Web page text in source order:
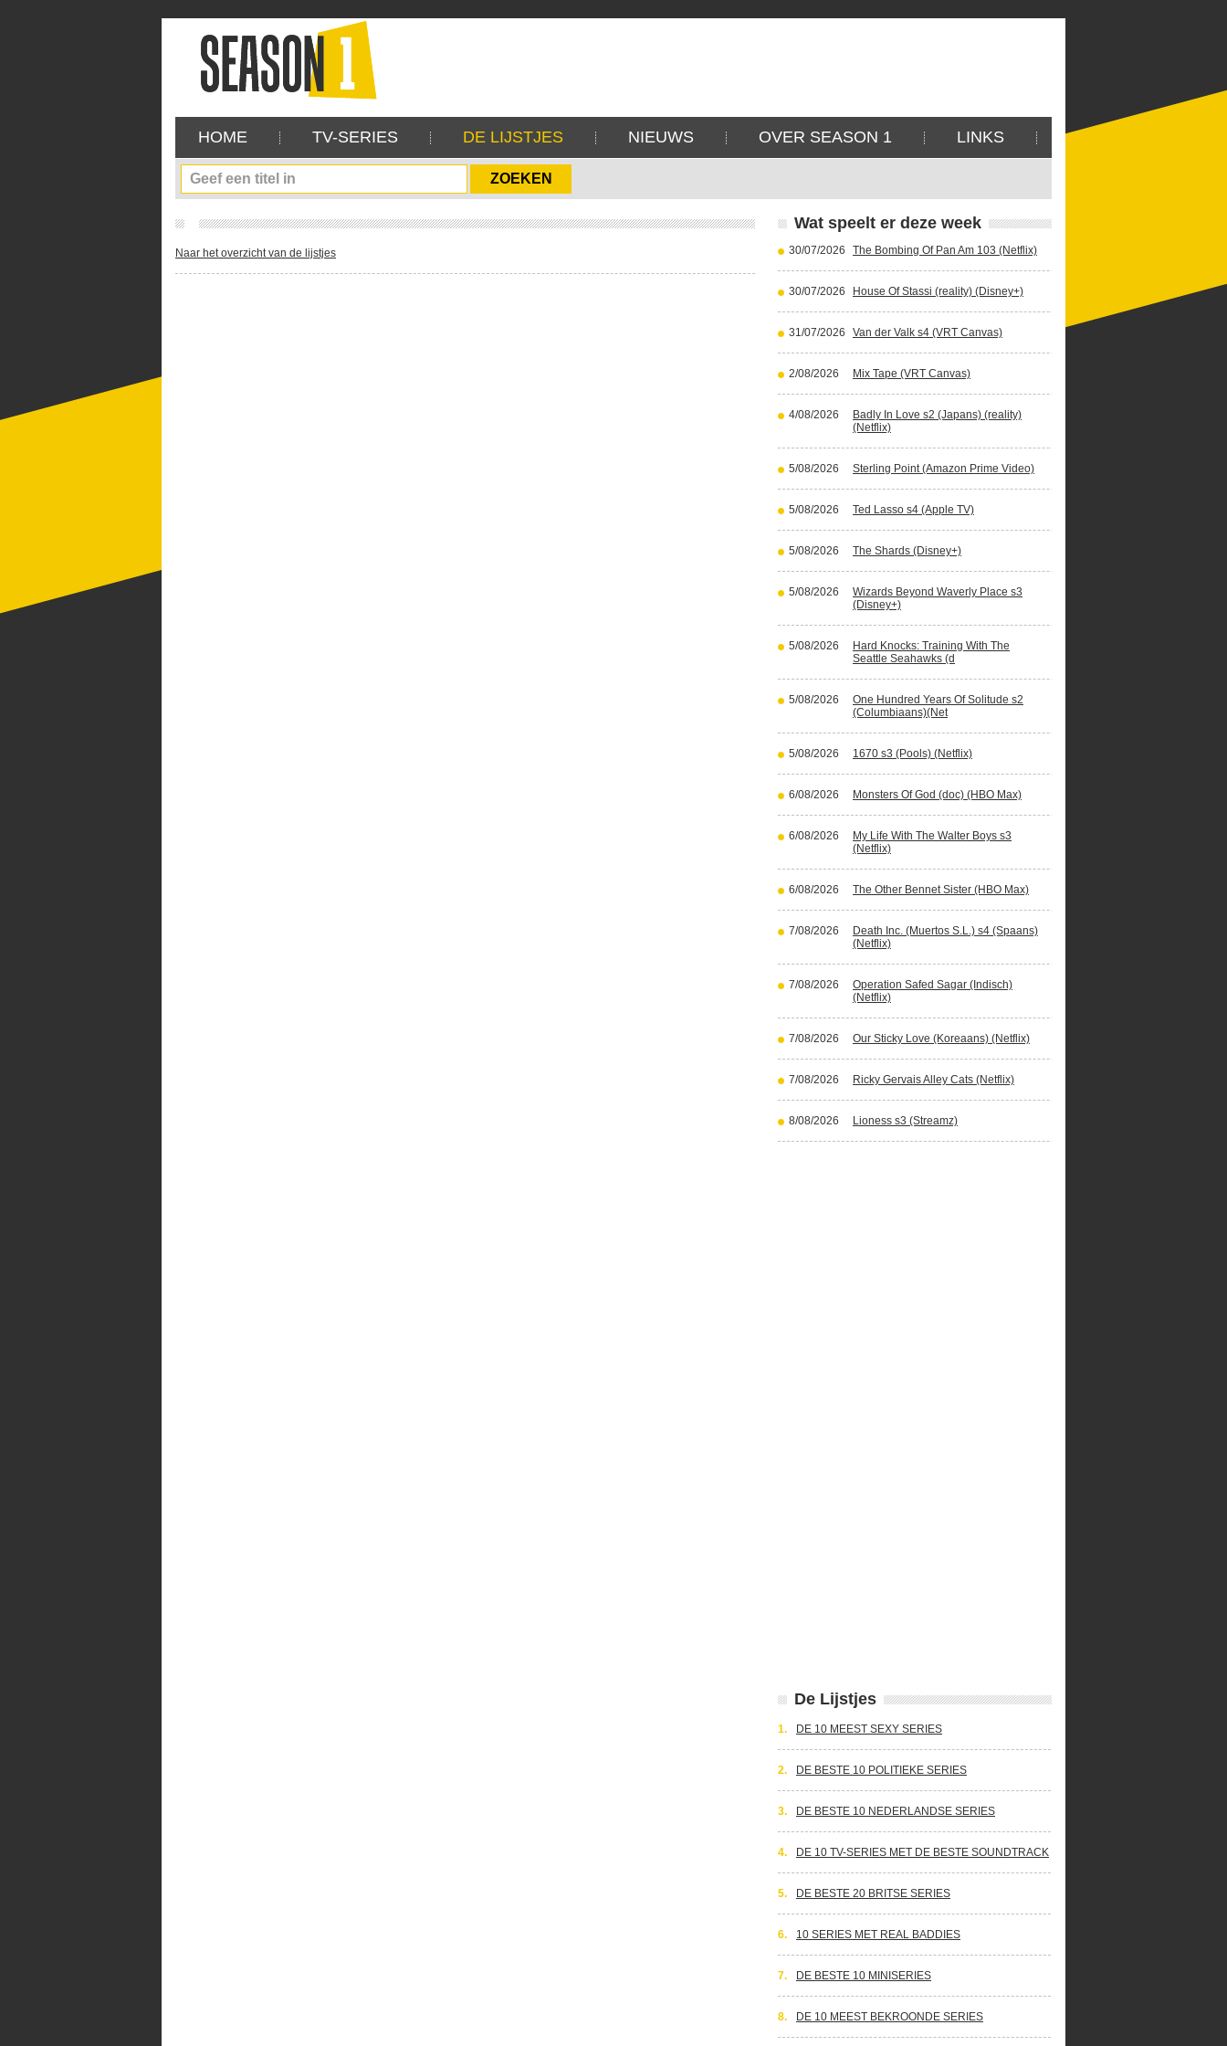
HOME TV-SERIES DE LIJSTJES NIEUWS OVER SEASON 1 LINKS
Naar het overzicht van de lijstjes
Wat speelt er deze week
30/07/2026 The Bombing Of Pan Am 103 (Netflix)
30/07/2026 House Of Stassi (reality) (Disney+)
31/07/2026 Van der Valk s4 (VRT Canvas)
2/08/2026 Mix Tape (VRT Canvas)
4/08/2026
Badly In Love s2 (Japans) (reality)
(Netflix)
5/08/2026 Sterling Point (Amazon Prime Video)
5/08/2026 Ted Lasso s4 (Apple TV)
5/08/2026 The Shards (Disney+)
5/08/2026
Wizards Beyond Waverly Place s3
(Disney+)
5/08/2026
Hard Knocks: Training With The
Seattle Seahawks (d
5/08/2026
One Hundred Years Of Solitude s2
(Columbiaans)(Net
5/08/2026 1670 s3 (Pools) (Netflix)
6/08/2026 Monsters Of God (doc) (HBO Max)
6/08/2026
My Life With The Walter Boys s3
(Netflix)
6/08/2026 The Other Bennet Sister (HBO Max)
7/08/2026
Death Inc. (Muertos S.L.) s4 (Spaans)
(Netflix)
7/08/2026
Operation Safed Sagar (Indisch)
(Netflix)
7/08/2026 Our Sticky Love (Koreaans) (Netflix)
7/08/2026 Ricky Gervais Alley Cats (Netflix)
8/08/2026 Lioness s3 (Streamz)
De Lijstjes
1. DE 10 MEEST SEXY SERIES
2. DE BESTE 10 POLITIEKE SERIES
3. DE BESTE 10 NEDERLANDSE SERIES
4. DE 10 TV-SERIES MET DE BESTE SOUNDTRACK
5. DE BESTE 20 BRITSE SERIES
6. 10 SERIES MET REAL BADDIES
7. DE BESTE 10 MINISERIES
8. DE 10 MEEST BEKROONDE SERIES